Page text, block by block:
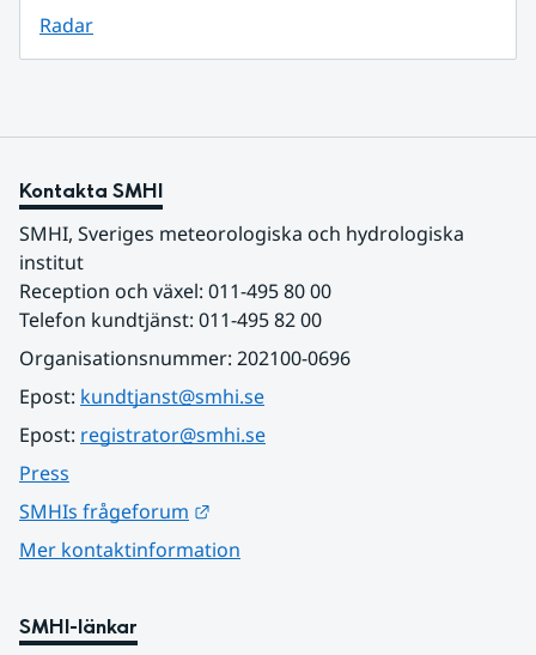
Radar
Kontakta SMHI
SMHI, Sveriges meteorologiska och hydrologiska
institut
Reception och växel: 011-495 80 00
Telefon kundtjänst: 011-495 82 00
Organisationsnummer: 202100-0696
Epost: kundtjanst@smhi.se
Epost: registrator@smhi.se
Press
SMHIs frågeforum
Mer kontaktinformation
SMHI-länkar